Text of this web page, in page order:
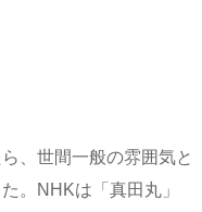
、世間一般の雰囲気と
。NHKは「真田丸」